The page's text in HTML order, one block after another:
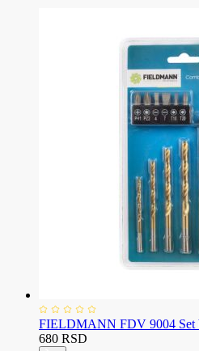
FIELDMANN FDV 9004 Set
680 RSD